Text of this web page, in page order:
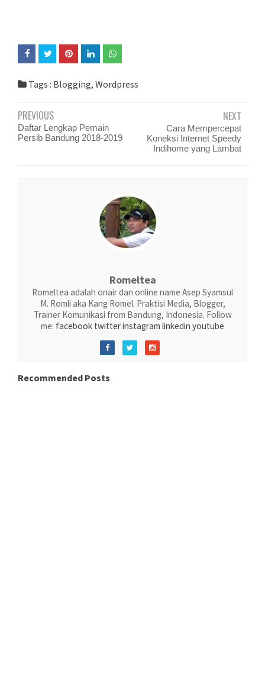
Tags : Blogging, Wordpress
PREVIOUS
Daftar Lengkap Pemain
Persib Bandung 2018-2019
NEXT
Cara Mempercepat
Koneksi Internet Speedy
Indihome yang Lambat
Romeltea
Romeltea adalah onair dan online name Asep Syamsul
M. Romli aka Kang Romel. Praktisi Media, Blogger,
Trainer Komunikasi from Bandung, Indonesia. Follow
me: facebook twitterinstagram linkedin youtube
Recommended Posts